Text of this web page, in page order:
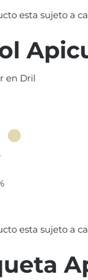
esta sujeto a
en Dril
esta sujeto a